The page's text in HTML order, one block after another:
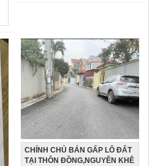
CHÍNH CHỦ BÁN GẤP LÔ ĐẤT
TẠI THÔN ĐỒNG,NGUYÊN KHÊ